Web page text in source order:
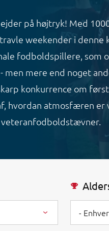
på højtryk! Med
weekender i denne
fodboldspillere, som
men mere end noget
konkurrence om
hvordan atmosfæren er
-